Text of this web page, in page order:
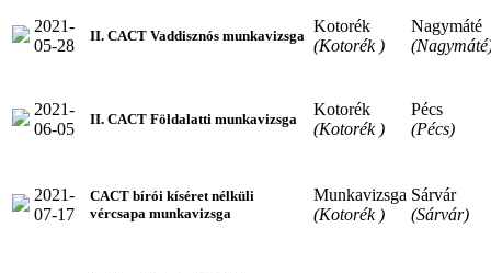
2021-
05-28
II. CACT Vaddisznós munkavizsga
Kotorék
(Kotorék )
Nagymáté
2021-
06-05
II. CACT Földalatti munkavizsga
Kotorék
(Kotorék )
Pécs
(Pécs)
2021-
07-17
CACT bírói kíséret nélküli
vércsapa munkavizsga
Munkavizsga
(Kotorék )
Sárvár
(Sárvár)